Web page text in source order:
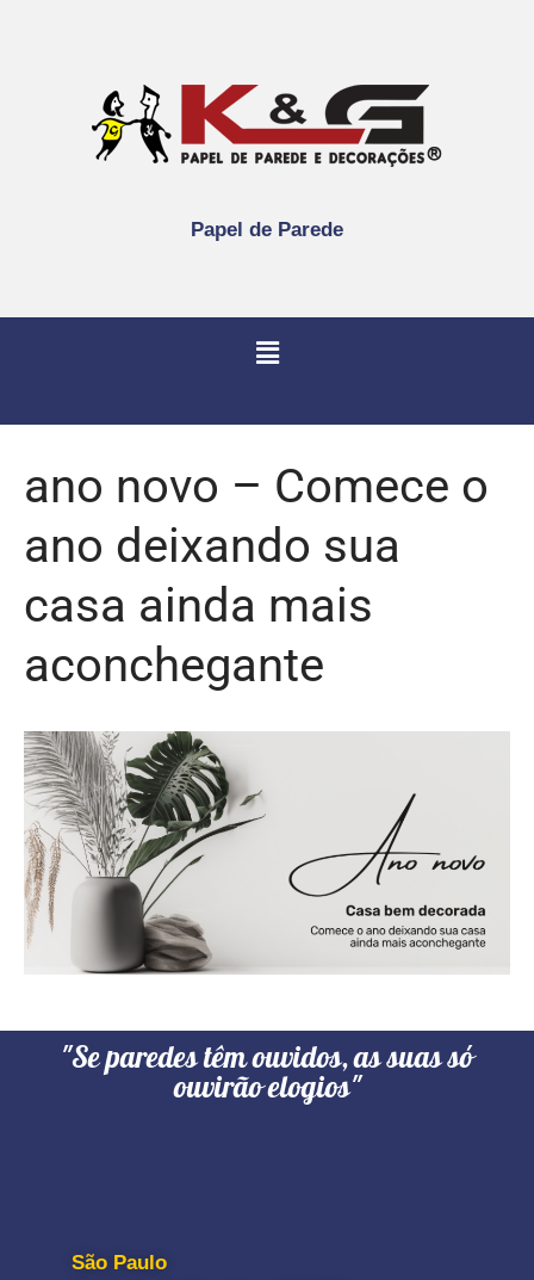
Papel de Parede
ano novo – Comece o
ano deixando sua
casa ainda mais
aconchegante
"Se paredes têm ouvidos, as suas só
ouvirão elogios"
São Paulo